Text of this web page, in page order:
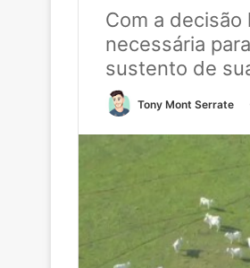
Com a
necessária
sustento de
Tony Mont Serrate